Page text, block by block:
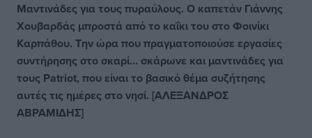
Μαντινάδες για τους πυραύλους. Ο καπετάν Γιάννης
Χουβαρδάς μπροστά από το καΐκι του στο Φοινίκι
Καρπάθου. Την ώρα που πραγματοποιούσε εργασίες
συντήρησης στο σκαρί… σκάρωνε και μαντινάδες για
τους Patriot, που είναι το βασικό θέμα συζήτησης
αυτές τις ημέρες στο νησί. [ΑΛΕΞΑΝΔΡΟΣ
ΑΒΡΑΜΙΔΗΣ]